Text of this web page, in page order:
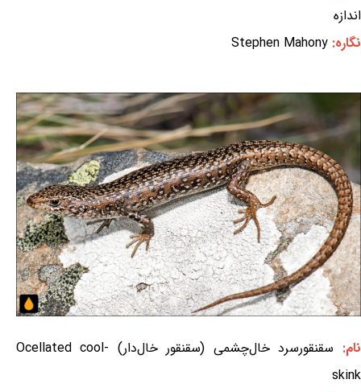
اندازه
نگاره: Stephen Mahony
نام:
سقنقورسرد خال‌چشمی (سقنقور خال‌دار) Ocellated cool-
skink